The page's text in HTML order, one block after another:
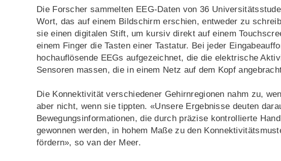
Die Forscher sammelten EEG-Daten von 36
Wort, das auf einem Bildschirm erschien, entweder zu
sie einen digitalen Stift, um kursiv direkt auf einem
einem Finger die Tasten einer Tastatur. Bei jeder
hochauflösende EEGs aufgezeichnet, die die elektrische
Sensoren massen, die in einem Netz auf dem Kopf
Die Konnektivität verschiedener Gehirnregionen nahm zu,
aber nicht, wenn sie tippten. «Unsere Ergebnisse deuten
Bewegungsinformationen, die durch präzise kontrollierte
gewonnen werden, in hohem Maße zu den
fördern», so van der Meer.